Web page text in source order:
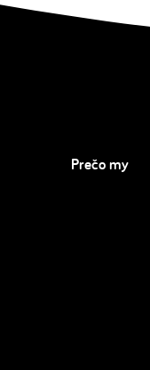
Prečo my